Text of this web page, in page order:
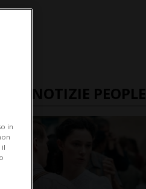
NOTIZIE PEOPLE
in
il